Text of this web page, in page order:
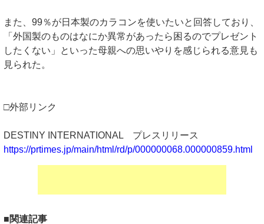
また、99％が日本製のカラコンを使いたいと回答しており、
「外国製のものはなにか異常があったら困るのでプレゼント
したくない」といった母親への思いやりを感じられる意見も
見られた。
□外部リンク
DESTINY INTERNATIONAL プレスリリース
https://prtimes.jp/main/html/rd/p/000000068.000000859.html
■関連記事